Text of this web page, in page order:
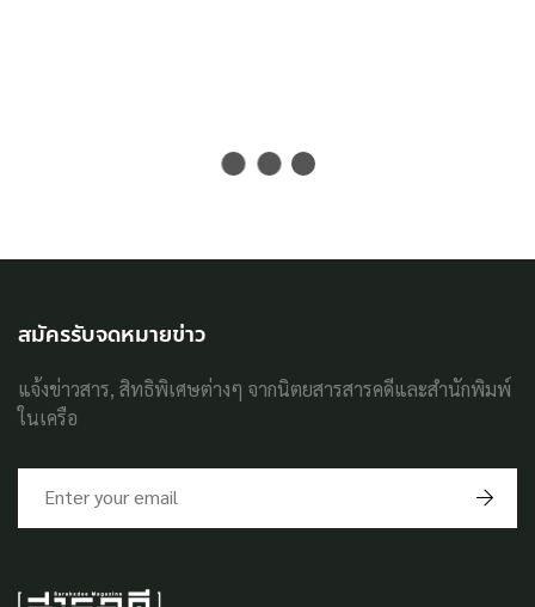
สมัครรับจดหมายข่าว
แจ้งข่าวสาร, สิทธิพิเศษต่างๆ จากนิตยสารสารคดีและสำนักพิมพ์
ในเครือ